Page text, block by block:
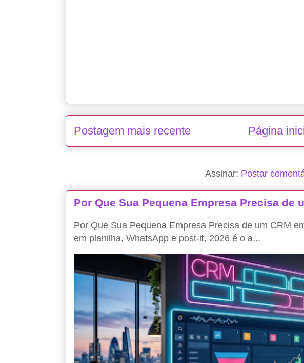
Postagem mais recente Página
Assinar: Postar
Por Que Sua Pequena Empresa Precisa de
Por Que Sua Pequena Empresa Precisa de um CRM
em planilha, WhatsApp e post-it, 2026 é o a...